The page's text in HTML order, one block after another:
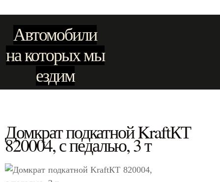
Автомобили
на которых мы
ездим
Домкрат подкатной KraftКТ
820004, с педалью, 3 т